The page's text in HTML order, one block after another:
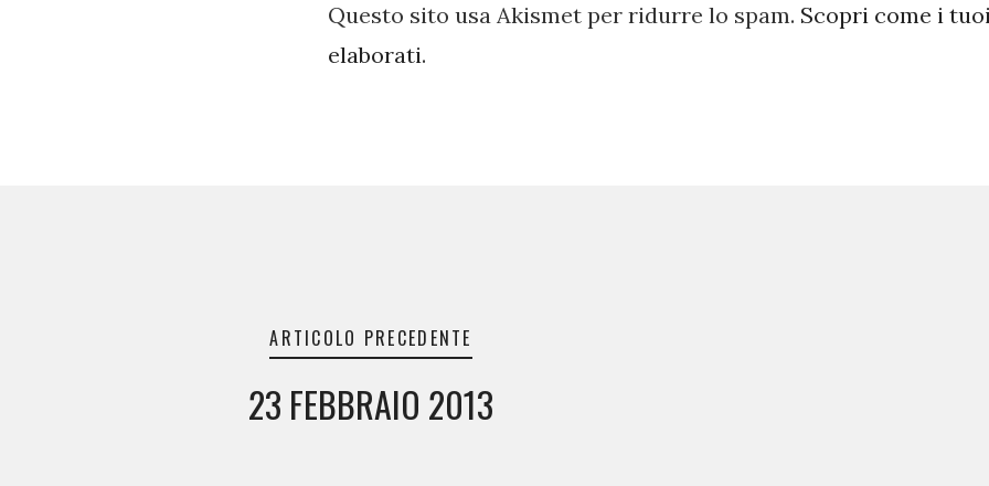
Questo sito usa Akismet per ridurre lo spam. Scopri come i
elaborati.
ARTICOLO PRECEDENTE
23 FEBBRAIO 2013